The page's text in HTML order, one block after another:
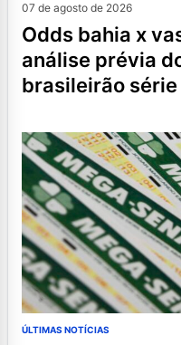
07 de agosto de 2026
odds bahia x vasco: palpites e
análise prévia
brasileirão série
ÚLTIMAS NOTÍCIAS